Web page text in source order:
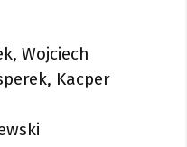
Wojciech
Kacper